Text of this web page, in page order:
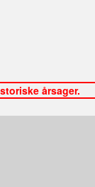
årsager.